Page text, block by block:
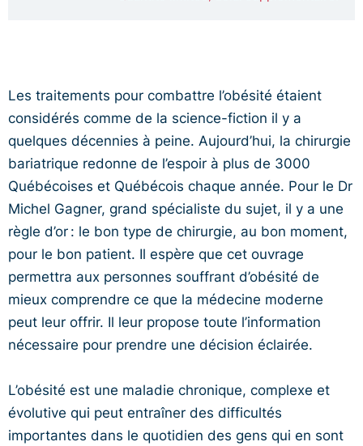
Les traitements pour combattre l’obésité étaient
considérés comme de la science-fiction il y a
quelques décennies à peine. Aujourd’hui, la chirurgie
bariatrique redonne de l’espoir à plus de 3000
Québécoises et Québécois chaque année. Pour le Dr
Michel Gagner, grand spécialiste du sujet, il y a une
règle d’or : le bon type de chirurgie, au bon moment,
pour le bon patient. Il espère que cet ouvrage
permettra aux personnes souffrant d’obésité de
mieux comprendre ce que la médecine moderne
peut leur offrir. Il leur propose toute l’information
nécessaire pour prendre une décision éclairée.
L’obésité est une maladie chronique, complexe et
évolutive qui peut entraîner des difficultés
importantes dans le quotidien des gens qui en sont